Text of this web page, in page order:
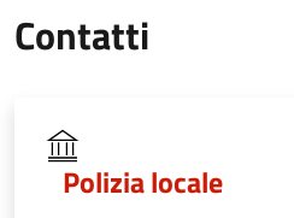
Contatti
Polizia locale